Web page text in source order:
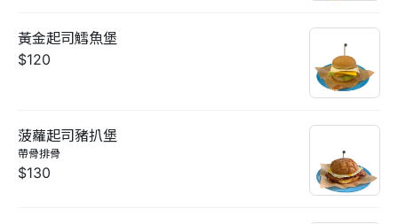
黃金起司鱈魚堡
$120
菠蘿起司豬扒堡
帶骨排骨
$130